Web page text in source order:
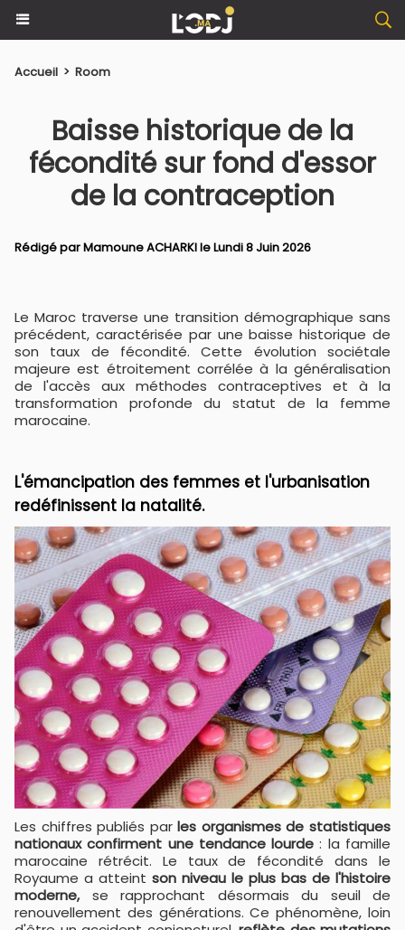
Accueil > Room
Baisse historique de la
fécondité sur fond d'essor
de la contraception
Rédigé parMamoune ACHARKIle Lundi 8 Juin 2026
Le Maroc traverse une transition démographique sans
précédent, caractérisée par une baisse historique de
son taux de fécondité. Cette évolution sociétale
majeure est étroitement corrélée à la généralisation
de l'accès aux méthodes contraceptives et à la
transformation profonde du statut de la femme
marocaine.
L'émancipation des femmes et l'urbanisation
redéfinissent la natalité.
Les chiffres publiés parles organismes de statistiques
nationaux confirment une tendance lourde : la famille
marocaine rétrécit. Le taux de fécondité dans le
Royaume a atteint son niveau le plus bas de l'histoire
moderne, se rapprochant désormais du seuil de
renouvellement des générations. Ce phénomène, loin